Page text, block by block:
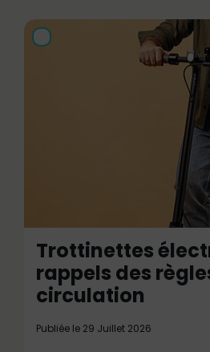
Trottinettes
rappels des
circulation
Publiée le 29 Juillet 2026